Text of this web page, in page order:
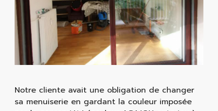
Notre cliente avait une obligation de changer
sa menuiserie en gardant la couleur imposée